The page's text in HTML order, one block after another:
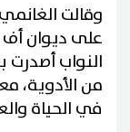
وقالت
على ديوان
النواب أصدرت
من الأدوية،
في الحياة